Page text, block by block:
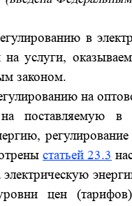
в
услуги,
законом.
на
поставляемую в
статьей 23.3
цен